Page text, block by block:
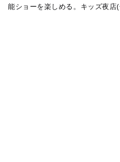
能ショーを楽しめる。キッズ夜店